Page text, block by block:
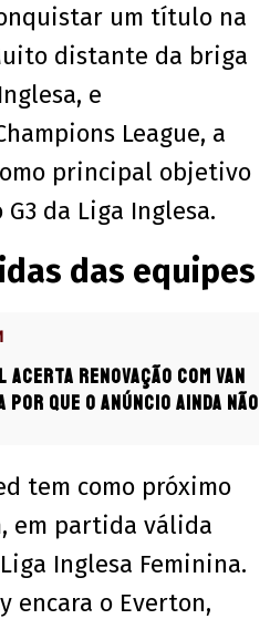
um título na
distante da briga
e
League, a
principal objetivo
da Liga Inglesa.
das equipes
renovação com Van
que o anúncio ainda não
tem como próximo
em partida válida
Inglesa Feminina.
encara o Everton,